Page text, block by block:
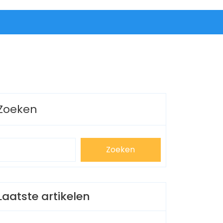
Zoeken
artikelen